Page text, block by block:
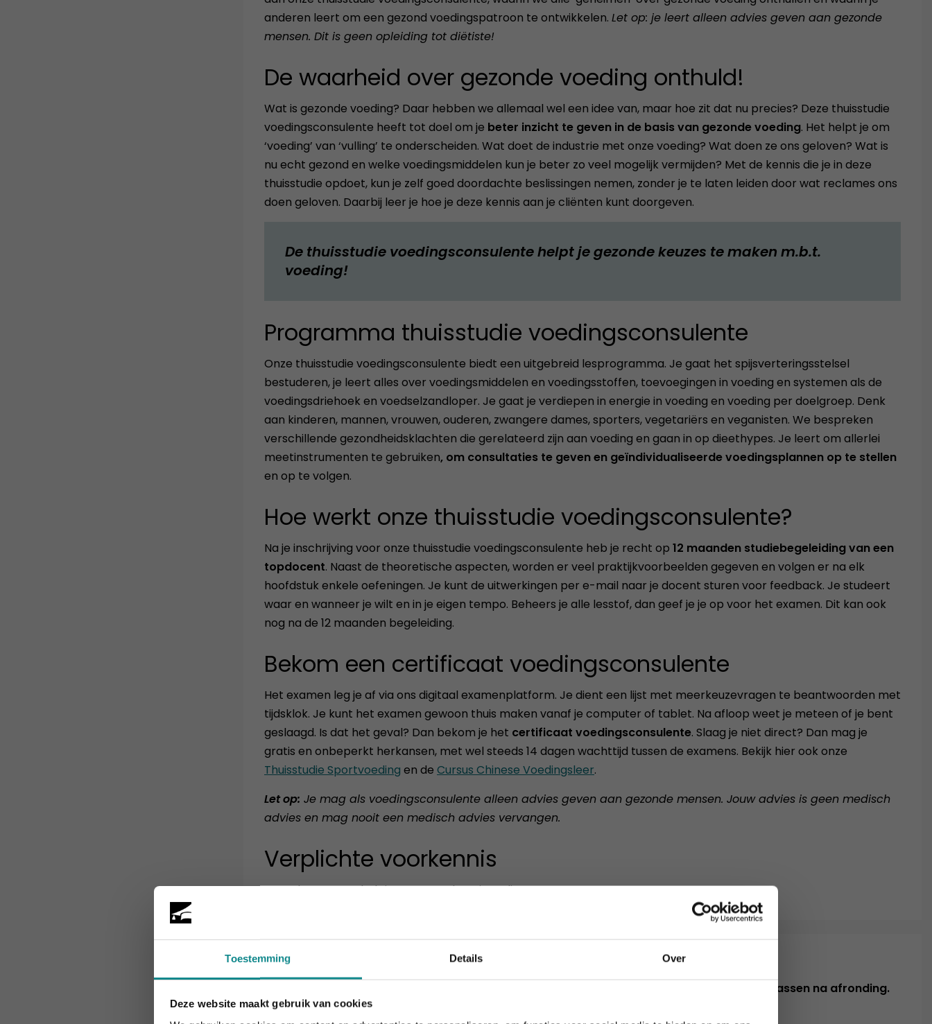
Toestemming Details Over
Deze website maakt gebruik van cookies
anderen leert om een gezond voedingspatroon te ontwikkelen. Let op: je leert alleen advies geven aan gezonde
mensen. Dit is geen opleiding tot diëtiste!
De waarheid over gezonde voeding onthuld!
Wat is gezonde voeding? Daar hebben we allemaal wel een idee van, maar hoe zit dat nu precies? Deze thuisstudie
voedingsconsulente heeft tot doel om je beter inzicht te geven in de basis van gezonde voeding. Het helpt je om
‘voeding’ van ‘vulling’ te onderscheiden. Wat doet de industrie met onze voeding? Wat doen ze ons geloven? Wat is
nu echt gezond en welke voedingsmiddelen kun je beter zo veel mogelijk vermijden? Met de kennis die je in deze
thuisstudie opdoet, kun je zelf goed doordachte beslissingen nemen, zonder je te laten leiden door wat reclames ons
doen geloven. Daarbij leer je hoe je deze kennis aan je cliënten kunt doorgeven.
De thuisstudie voedingsconsulente helpt je gezonde keuzes te maken m.b.t.
voeding!
Programma thuisstudie voedingsconsulente
Onze thuisstudie voedingsconsulente biedt een uitgebreid lesprogramma. Je gaat het spijsverteringsstelsel
bestuderen, je leert alles over voedingsmiddelen en voedingsstoffen, toevoegingen in voeding en systemen als de
voedingsdriehoek en voedselzandloper. Je gaat je verdiepen in energie in voeding en voeding per doelgroep. Denk
aan kinderen, mannen, vrouwen, ouderen, zwangere dames, sporters, vegetariërs en veganisten. We bespreken
verschillende gezondheidsklachten die gerelateerd zijn aan voeding en gaan in op dieethypes. Je leert om allerlei
meetinstrumenten te gebruiken, om consultaties te geven en geïndividualiseerde voedingsplannen op te stellen
en op te volgen.
Hoe werkt onze thuisstudie voedingsconsulente?
Na je inschrijving voor onze thuisstudie voedingsconsulente heb je recht op 12 maanden studiebegeleiding van een
topdocent. Naast de theoretische aspecten, worden er veel praktijkvoorbeelden gegeven en volgen er na elk
hoofdstuk enkele oefeningen. Je kunt de uitwerkingen per e-mail naar je docent sturen voor feedback. Je studeert
waar en wanneer je wilt en in je eigen tempo. Beheers je alle lesstof, dan geef je je op voor het examen. Dit kan ook
nog na de 12 maanden begeleiding.
Bekom een certificaat voedingsconsulente
Het examen leg je af via ons digitaal examenplatform. Je dient een lijst met meerkeuzevragen te beantwoorden met
tijdsklok. Je kunt het examen gewoon thuis maken vanaf je computer of tablet. Na afloop weet je meteen of je bent
geslaagd. Is dat het geval? Dan bekom je het certificaat voedingsconsulente. Slaag je niet direct? Dan mag je
gratis en onbeperkt herkansen, met wel steeds 14 dagen wachttijd tussen de examens. Bekijk hier ook onze
Thuisstudie Sportvoeding en de Cursus Chinese Voedingsleer.
Let op: Je mag als voedingsconsulente alleen advies geven aan gezonde mensen. Jouw advies is geen medisch
advies en mag nooit een medisch advies vervangen.
Verplichte voorkennis
Voor deze cursus heb je geen voorkennis nodig.
Inhoud
Het leerdoel van deze cursus is dat je onderstaand leerprogramma beheerst en kunt toepassen na afronding.
Het spijsverteringsstelsel
Ouderen
De hittegolf houdt aan... onze actie ook! 10% korting verlengd t.e.m. 7 augustus 2026.